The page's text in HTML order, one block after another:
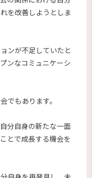
を改善しようとしま
ンが不足していたと
ンなコミュニケーシ
でもあります。
分自身の新たな一面
とで成長する機会を